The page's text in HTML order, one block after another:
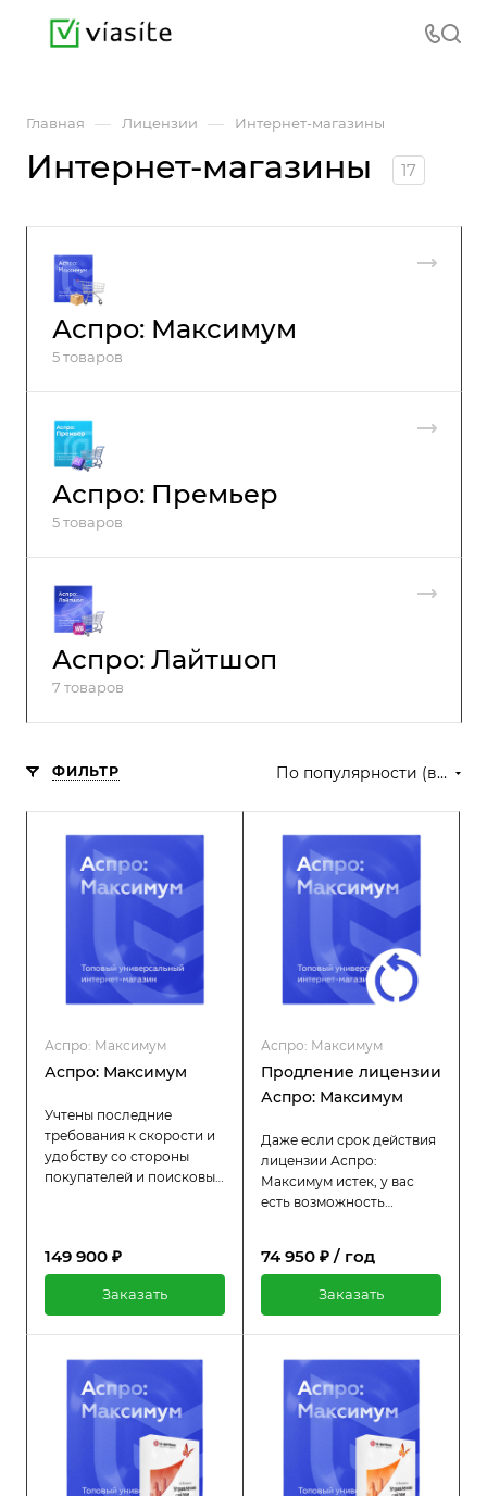
Главная — Лицензии — Интернет-магазины
Интернет-магазины 17
Аспро: Максимум
5 товаров
Аспро: Премьер
5 товаров
Аспро: Лайтшоп
7 товаров
ФИЛЬТР По популярности (возрастание)
Аспро: Максимум
Аспро: Максимум
Учтены последние
требования к скорости и
удобству со стороны
покупателей и поисковых
увеличения среднего
чека.
149 900 ₽
Заказать
Аспро: Максимум
Продление лицензии
Аспро: Максимум
Даже если срок действия
лицензии Аспро:
Максимум истек, у вас
есть возможность
оригинальной цены. Пока
регулярными
обновлениями и
технической поддержкой.
74 950 ₽ / год
Заказать